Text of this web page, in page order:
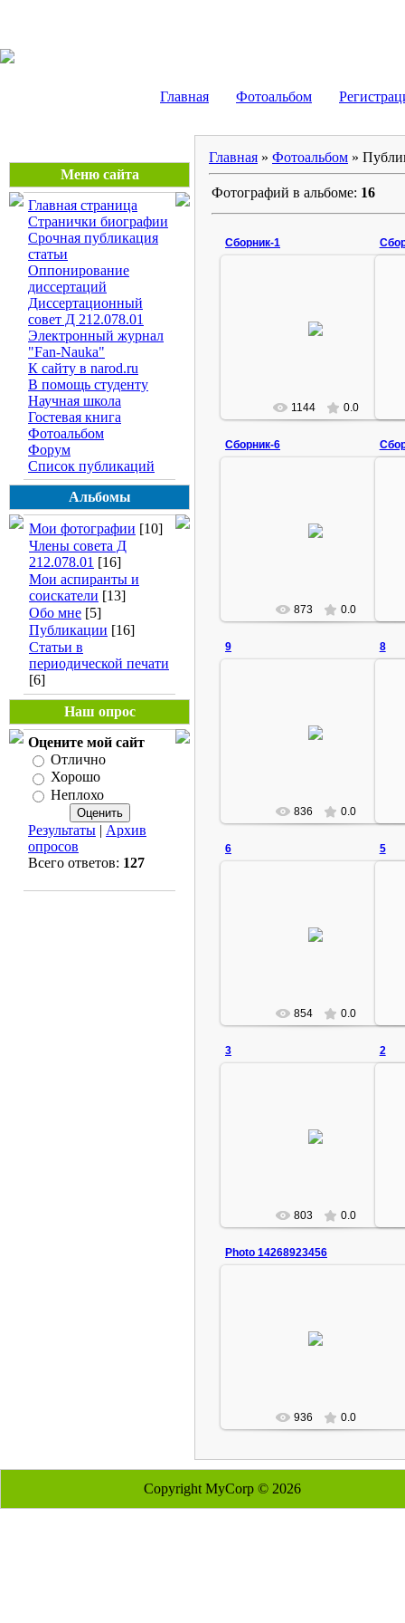
Главная Фотоальбом
Меню сайта
Главная страница
Странички биографии
Срочная публикация
статьи
Оппонирование
диссертаций
Диссертационный
совет Д 212.078.01
Электронный журнал
"Fan-Nauka"
К сайту в narod.ru
В помощь студенту
Научная школа
Гостевая книга
Фотоальбом
Форум
Список публикаций
Альбомы
Мои фотографии [10]
Члены совета Д
212.078.01 [16]
Мои аспиранты и
соискатели [13]
Обо мне [5]
Публикации [16]
Статьи в
периодической печати
[6]
Наш опрос
Оцените мой сайт
Отлично
Хорошо
Неплохо
Результаты | Архив
опросов
Всего ответов: 127
Главная » Фотоальбом »
Фотографий в альбоме: 16
Сборник-1
1144 0.0
Сборник-6
873 0.0
9
836 0.0
8
6
854 0.0
5
3
803 0.0
2
Photo 14268923456
Монография, 2007 г.
936 0.0
Copyright MyCorp © 2026